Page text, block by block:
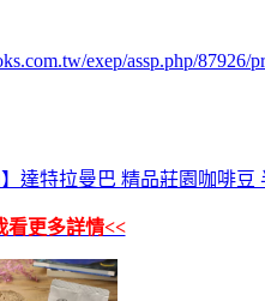
exep/assp.php/87926/
達特拉曼巴 精品莊園咖啡豆
看更多詳情<<